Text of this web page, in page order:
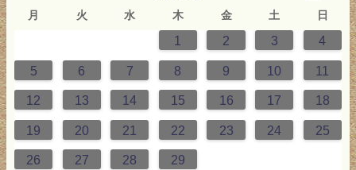
月 火 水 木 金 土 日
1 2 3 4
5 6 7 8 9 10 11
12 13 14 15 16 17 18
19 20 21 22 23 24 25
26 27 28 29